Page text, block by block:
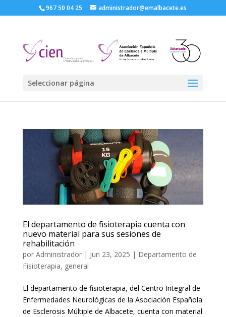
967 50 04 25 administrador@emalbacete.es
Seleccionar página
El departamento de fisioterapia cuenta con
nuevo material para sus sesiones de
rehabilitación
por Administrador| Jun 23, 2025 | Departamento de
Fisioterapia, general
El departamento de fisioterapia, del Centro Integral de
Enfermedades Neurológicas de la Asociación Española
de Esclerosis Múltiple de Albacete, cuenta con material